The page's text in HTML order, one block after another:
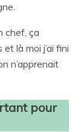
chef, ça
là moi j’ai fini
n’apprenait
pour